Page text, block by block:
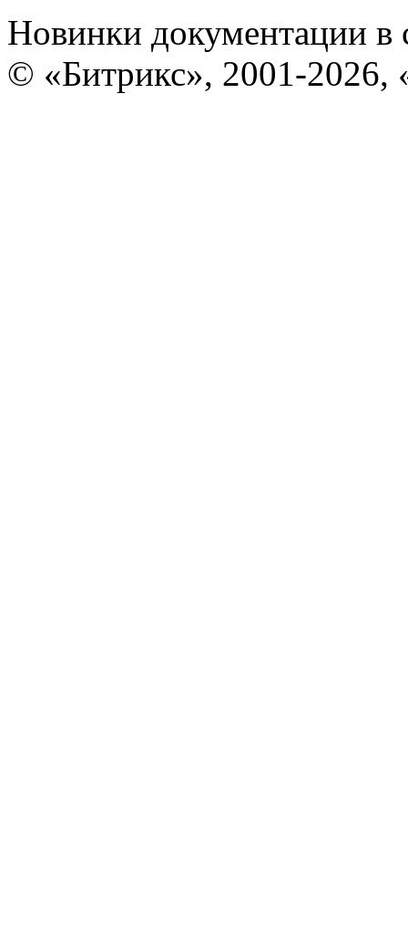
Новинки документации в
© «Битрикс», 2001-2026,